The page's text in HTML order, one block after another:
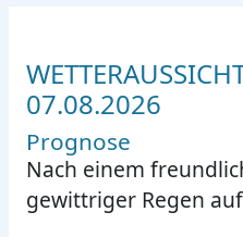
07.08.2026
Prognose
Nach einem
gewittriger Regen